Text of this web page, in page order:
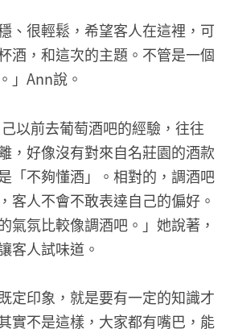
、很輕鬆，希望客人在這裡，可
酒，和這次的主題。不管是一個
」Ann說。
以前去葡萄酒吧的經驗，往往
，好像沒有對來自名莊園的酒款
「不夠懂酒」。相對的，調酒吧
客人不會不敢表達自己的偏好。
氣氛比較像調酒吧。」她說著，
客人試味道。
定印象，就是要有一定的知識才
實不是這樣，大家都有嘴巴，能